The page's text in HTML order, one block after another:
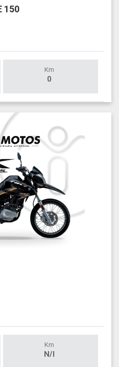
150
Km
0
Km
N/I